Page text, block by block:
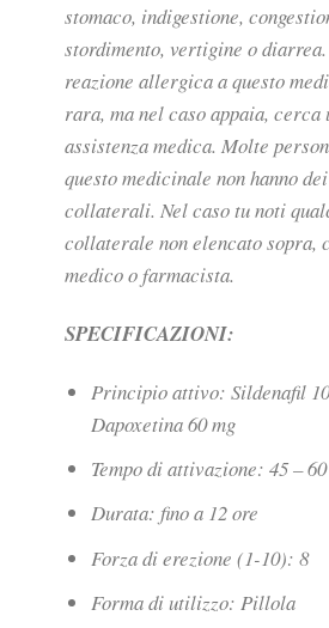
stomaco, indigestione,
stordimento, vertigine o
reazione allergica a questo
rara, ma nel caso appaia, cerca
assistenza medica. Molte
questo medicinale non hanno
collaterali. Nel caso tu noti
collaterale non elencato sopra,
medico o farmacista.
SPECIFICAZIONI:
Principio attivo: Sildenafil
Dapoxetina 60 mg
Tempo di attivazione: 45 –
Durata: fino a 12 ore
Forza di erezione (1-10): 8
Forma di utilizzo: Pillola